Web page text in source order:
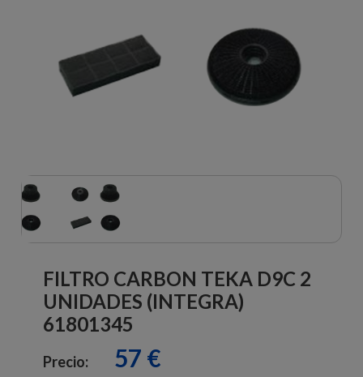
FILTRO CARBON TEKA D9C 2
UNIDADES (INTEGRA)
61801345
Precio: 57 €